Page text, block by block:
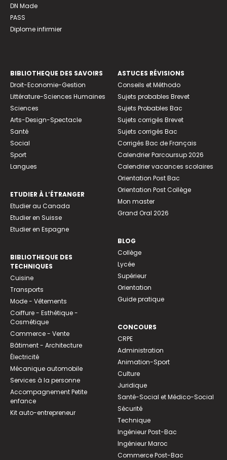
DN Made
PASS
Diplome infirmier
BIBLIOTHEQUE DES SAVOIRS
Droit-Economie-Gestion
Littérature-Sciences Humaines
Sciences
Arts-Design-Spectacle
Santé
Social
Sport
Langues
ETUDIER À L’ÉTRANGER
Etudier au Canada
Etudier en Suisse
Etudier en Espagne
BIBLIOTHEQUE DES
TECHNIQUES
Cuisine
Transports
Mode - Vêtements
Coiffure - Esthétique -
Cosmétique
Commerce - Vente
Bâtiment - Architecture
Électricité
Mécanique automobile
Services à la personne
Accompagnement Petite
enfance
Kit auto-entrepreneur
ASTUCES RÉVISIONS
Conseils et Méthodo
Sujets probables Brevet
Sujets Probables Bac
Sujets corrigés Brevet
Sujets corrigés Bac
Corrigés Bac de Français
Calendrier Parcoursup 2026
Calendrier vacances scolaires
Orientation Post Bac
Orientation Post Collège
Mon master
Grand Oral 2026
BLOG
Collège
Lycée
Supérieur
Orientation
Guide pratique
CONCOURS
CRPE
Administration
Animation-Sport
Culture
Juridique
Santé-Social et Médico-Social
Sécurité
Technique
Ingénieur Post-Bac
Ingénieur Maroc
Commerce Post-Bac